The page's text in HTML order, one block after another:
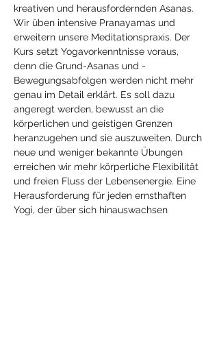
kreativen und herausfordernden Asanas.
Wir üben intensive Pranayamas und
erweitern unsere Meditationspraxis. Der
Kurs setzt Yogavorkenntnisse voraus,
denn die Grund-Asanas und -
Bewegungsabfolgen werden nicht mehr
genau im Detail erklärt. Es soll dazu
angeregt werden, bewusst an die
körperlichen und geistigen Grenzen
heranzugehen und sie auszuweiten. Durch
neue und weniger bekannte Übungen
erreichen wir mehr körperliche Flexibilität
und freien Fluss der Lebensenergie. Eine
Herausforderung für jeden ernsthaften
Yogi, der über sich hinauswachsen